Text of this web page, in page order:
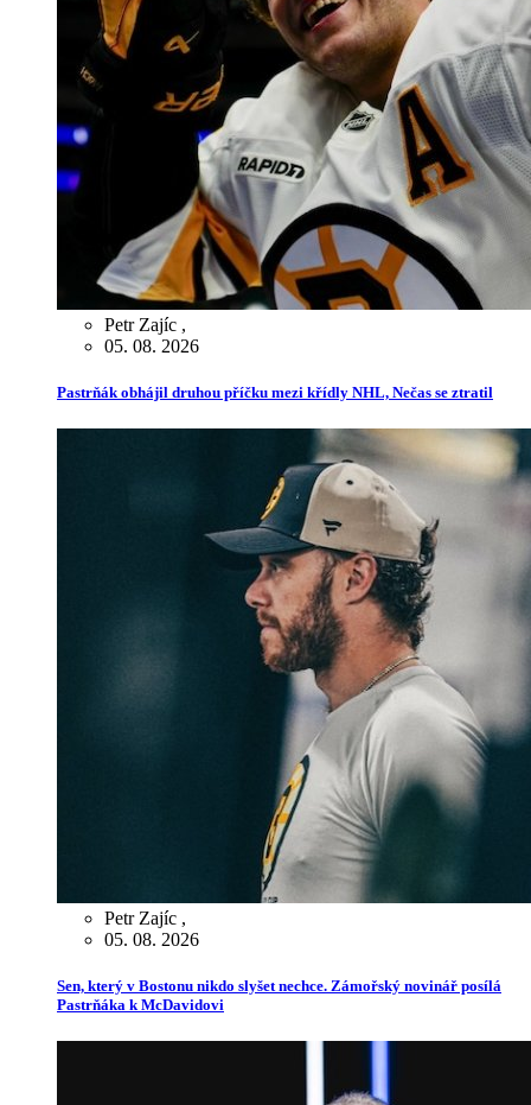
Petr Zajíc ,
05. 08. 2026
Pastrňák obhájil druhou příčku mezi křídly NHL, Nečas se ztratil
Petr Zajíc ,
05. 08. 2026
Sen, který v Bostonu nikdo slyšet nechce. Zámořský novinář posílá
Pastrňáka k McDavidovi